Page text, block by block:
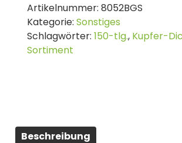
|
Kupfer
|
150-
Artikelnummer: 8052BGS
Kategorie: Sonstiges
Schlagwörter: 150-tlg., Kupfer-
Sortiment
Beschreibung